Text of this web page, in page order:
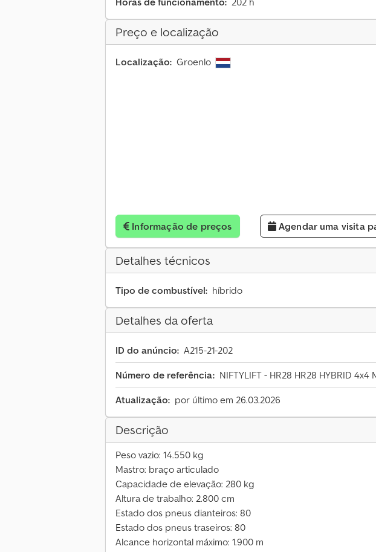
Preço e localização
Localização: Groenlo
Informação de preços Agendar uma visita
Detalhes técnicos
Tipo de combustível: híbrido
Detalhes da oferta
ID do anúncio: A215-21-202
Número de referência: NIFTYLIFT - HR28 HR28 HYBRID 4x4
Atualização: por último em 26.03.2026
Descrição
Peso vazio: 14.550 kg
Mastro: braço articulado
Capacidade de elevação: 280 kg
Altura de trabalho: 2.800 cm
Estado dos pneus dianteiros: 80
Estado dos pneus traseiros: 80
Alcance horizontal máximo: 1.900 m